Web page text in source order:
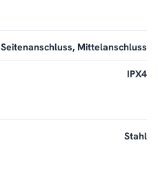
Seitenanschluss, Mittelanschluss
IPX4
Stahl